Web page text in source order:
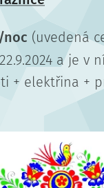
noc (uvedená
a je v
+ elektřina +